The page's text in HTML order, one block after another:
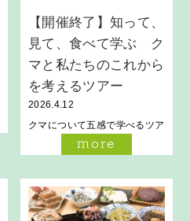
【開催終了】知って、
見て、食べて学ぶ ク
マと私たちのこれから
を考えるツアー
2026.4.12
クマについて五感で学べるツア
more